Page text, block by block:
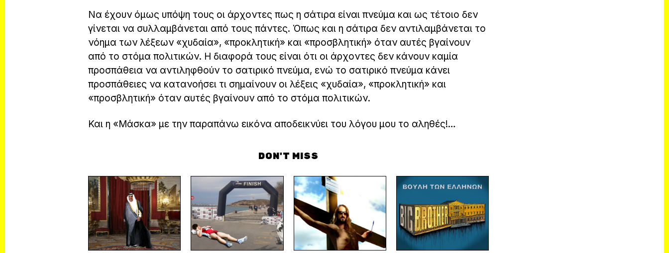
Να έχουν όμως υπόψη τους οι άρχοντες πως η σάτιρα είναι πνεύμα και ως τέτοιο δεν
γίνεται να συλλαμβάνεται από τους πάντες. Όπως και η σάτιρα δεν αντιλαμβάνεται το
νόημα των λέξεων «χυδαία», «προκλητική» και «προσβλητική» όταν αυτές βγαίνουν
από το στόμα πολιτικών. Η διαφορά τους είναι ότι οι άρχοντες δεν κάνουν καμία
προσπάθεια να αντιληφθούν το σατιρικό πνεύμα, ενώ το σατιρικό πνεύμα κάνει
προσπάθειες να κατανοήσει τι σημαίνουν οι λέξεις «χυδαία», «προκλητική» και
«προσβλητική» όταν αυτές βγαίνουν από το στόμα πολιτικών.
Και η «Μάσκα» με την παραπάνω εικόνα αποδεικνύει του λόγου μου το αληθές!…
DON'T MISS